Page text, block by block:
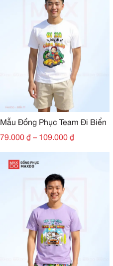
Mẫu Đồng Phục Team Đi Biển
79.000 ₫ – 109.000 ₫